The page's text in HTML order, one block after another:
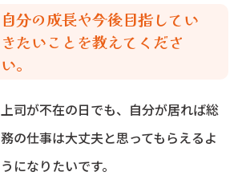
自分の成長や今後目指してい
きたいことを教えてくださ
い。
上司が不在の日でも、自分が居れば総
務の仕事は大丈夫と思ってもらえるよ
うになりたいです。